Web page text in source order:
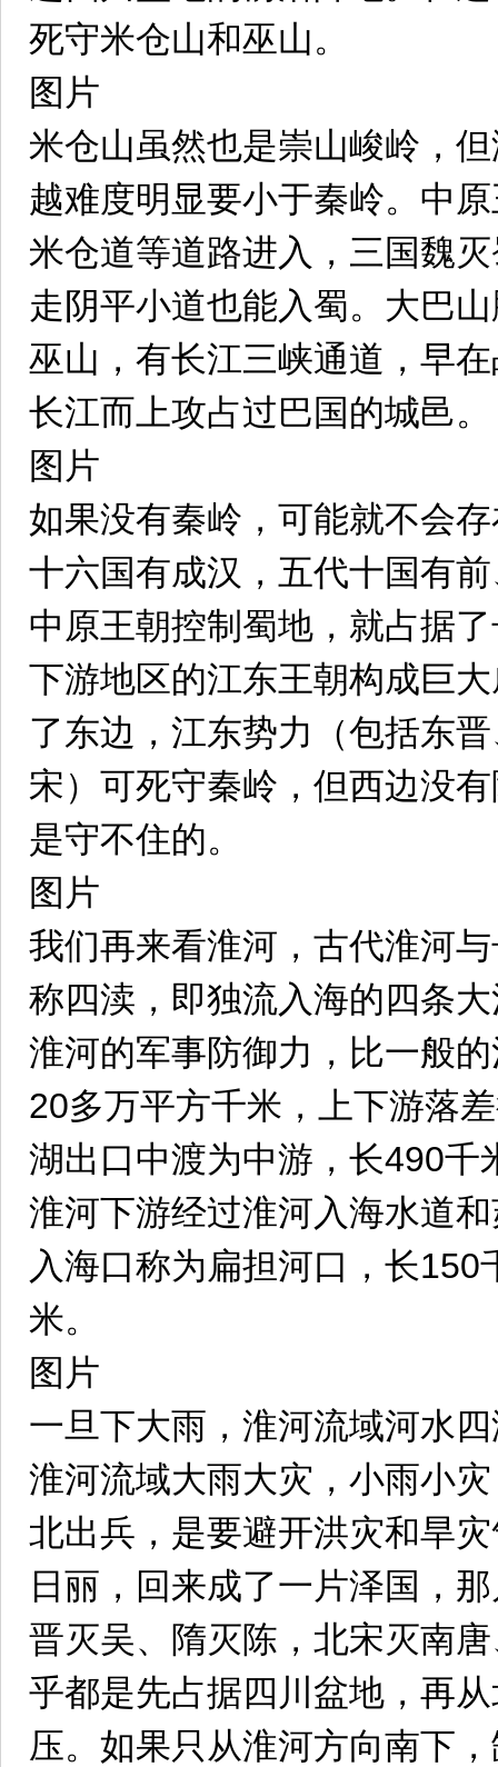
死守米仓山和巫山。
图片
米仓山虽然也是崇山峻岭，
越难度明显要小于秦岭。中
米仓道等道路进入，三国魏
走阴平小道也能入蜀。大巴
巫山，有长江三峡通道，早
长江而上攻占过巴国的城邑。
图片
如果没有秦岭，可能就不会
十六国有成汉，五代十国有
中原王朝控制蜀地，就占据
下游地区的江东王朝构成巨
了东边，江东势力（包括东
宋）可死守秦岭，但西边没
是守不住的。
图片
我们再来看淮河，古代淮河
称四渎，即独流入海的四条
淮河的军事防御力，比一般
20多万平方千米，上下游落
湖出口中渡为中游，长490千
淮河下游经过淮河入海水道
入海口称为扁担河口，长150
米。
图片
一旦下大雨，淮河流域河水
淮河流域大雨大灾，小雨小
北出兵，是要避开洪灾和旱
日丽，回来成了一片泽国，
晋灭吴、隋灭陈，北宋灭南
乎都是先占据四川盆地，再
压。如果只从淮河方向南下